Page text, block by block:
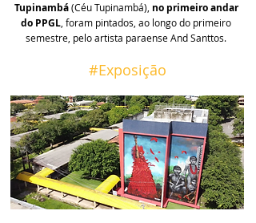
Tupinambá (Céu Tupinambá), no primeiro andar
do PPGL , foram pintados, ao longo do primeiro
semestre, pelo artista paraense And Santtos.
#Exposição